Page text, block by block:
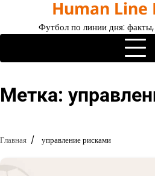
содержимому
Human Line
Футбол по линии дня:
Метка:
Главная управление рисками